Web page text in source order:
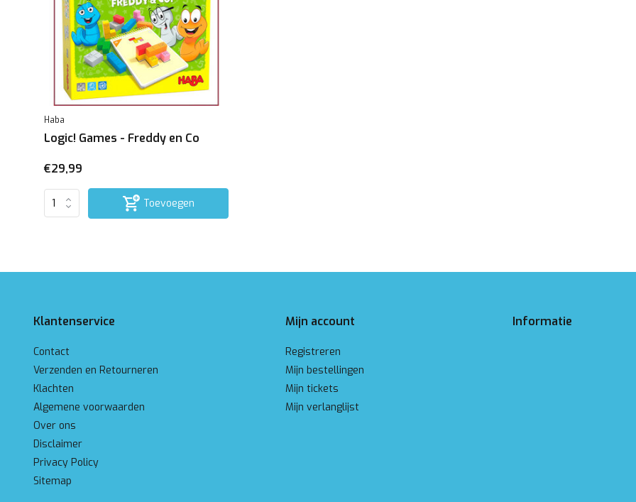
Haba
Logic! Games - Freddy en Co
€29,99
Toevoegen
Klantenservice
Contact
Verzenden en Retourneren
Klachten
Algemene voorwaarden
Over ons
Disclaimer
Privacy Policy
Sitemap
Mijn account
Registreren
Mijn bestellingen
Mijn tickets
Mijn verlanglijst
Informatie